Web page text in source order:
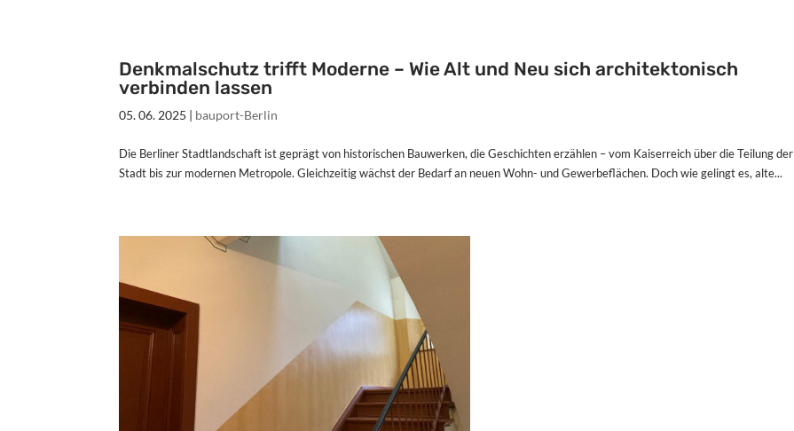
Denkmalschutz trifft Moderne – Wie Alt und Neu sich architektonisch
verbinden lassen
05. 06. 2025 | bauport-Berlin
Die Berliner Stadtlandschaft ist geprägt von historischen Bauwerken, die Geschichten erzählen – vom Kaiserreich über die Teilung der
Stadt bis zur modernen Metropole. Gleichzeitig wächst der Bedarf an neuen Wohn- und Gewerbeflächen. Doch wie gelingt es, alte...